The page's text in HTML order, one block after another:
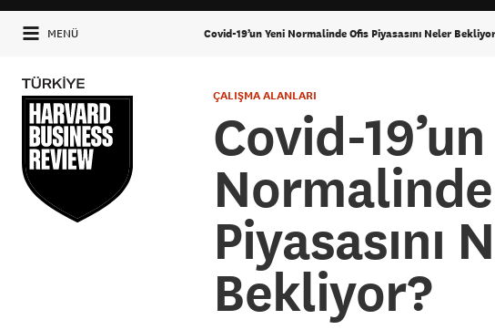
MENÜ Covid-19’un Yeni Normalinde Ofis Piyasasını Neler
ÇALIŞMA ALANLARI
Covid-
Piyasasını
Bekliyor?